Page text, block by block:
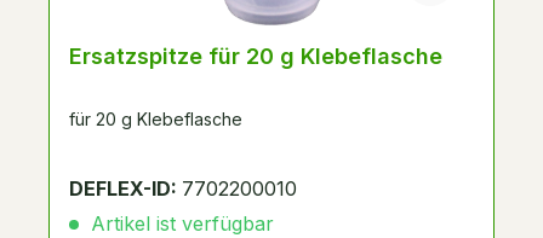
Ersatzspitze für 20 g Klebeflasche
für 20 g Klebeflasche
DEFLEX-ID: 7702200010
Artikel ist verfügbar